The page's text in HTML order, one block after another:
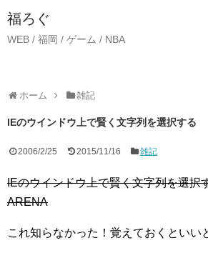
福ろぐ
WEB / 福岡 / ゲーム / NBA
ホーム 雑記
IEのウインドウ上で賢く文字列を選択する
2006/2/25 2015/11/16 雑記
IEのウインドウ上で賢く文字列を選択
ARENA
これ知らなかった！覚えておくといい